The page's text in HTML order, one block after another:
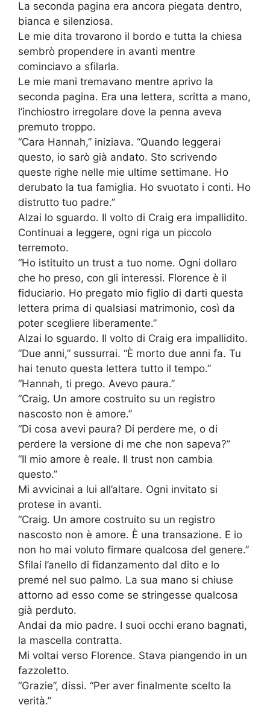
La seconda pagina era ancora piegata dentro,
bianca e silenziosa.
Le mie dita trovarono il bordo e tutta la chiesa
sembrò propendere in avanti mentre
cominciavo a sfilarla.
Le mie mani tremavano mentre aprivo la
seconda pagina. Era una lettera, scritta a mano,
l’inchiostro irregolare dove la penna aveva
premuto troppo.
“Cara Hannah,” iniziava. “Quando leggerai
questo, io sarò già andato. Sto scrivendo
queste righe nelle mie ultime settimane. Ho
derubato la tua famiglia. Ho svuotato i conti. Ho
distrutto tuo padre.”
Alzai lo sguardo. Il volto di Craig era impallidito.
Continuai a leggere, ogni riga un piccolo
terremoto.
“Ho istituito un trust a tuo nome. Ogni dollaro
che ho preso, con gli interessi. Florence è il
fiduciario. Ho pregato mio figlio di darti questa
lettera prima di qualsiasi matrimonio, così da
poter scegliere liberamente.”
Alzai lo sguardo. Il volto di Craig era impallidito.
“Due anni,” sussurrai. “È morto due anni fa. Tu
hai tenuto questa lettera tutto il tempo.”
“Hannah, ti prego. Avevo paura.”
“Craig. Un amore costruito su un registro
nascosto non è amore.”
“Di cosa avevi paura? Di perdere me, o di
perdere la versione di me che non sapeva?”
“Il mio amore è reale. Il trust non cambia
questo.”
Mi avvicinai a lui all’altare. Ogni invitato si
protese in avanti.
“Craig. Un amore costruito su un registro
nascosto non è amore. È una transazione. E io
non ho mai voluto firmare qualcosa del genere.”
Sfilai l’anello di fidanzamento dal dito e lo
premé nel suo palmo. La sua mano si chiuse
attorno ad esso come se stringesse qualcosa
già perduto.
Andai da mio padre. I suoi occhi erano bagnati,
la mascella contratta.
Mi voltai verso Florence. Stava piangendo in un
fazzoletto.
“Grazie”, dissi. “Per aver finalmente scelto la
verità.”